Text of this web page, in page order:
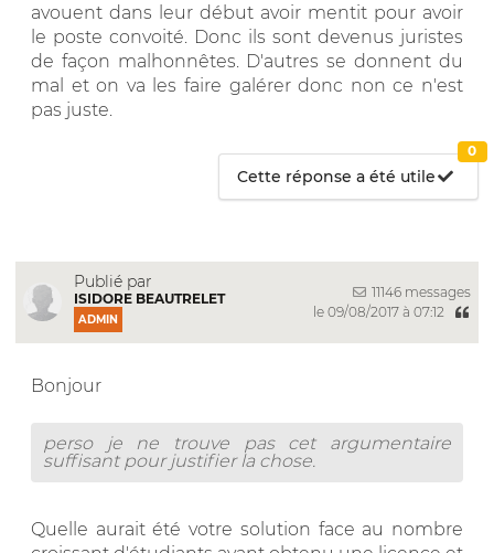
avouent dans leur début avoir mentit pour avoir
le poste convoité. Donc ils sont devenus juristes
de façon malhonnêtes. D'autres se donnent du
mal et on va les faire galérer donc non ce n'est
pas juste.
Cette réponse a été utile
0
Publié par
ISIDORE BEAUTRELET
ADMIN
11146 messages
le 09/08/2017 à 07:12
Bonjour
perso je ne trouve pas cet argumentaire
suffisant pour justifier la chose.
Quelle aurait été votre solution face au nombre